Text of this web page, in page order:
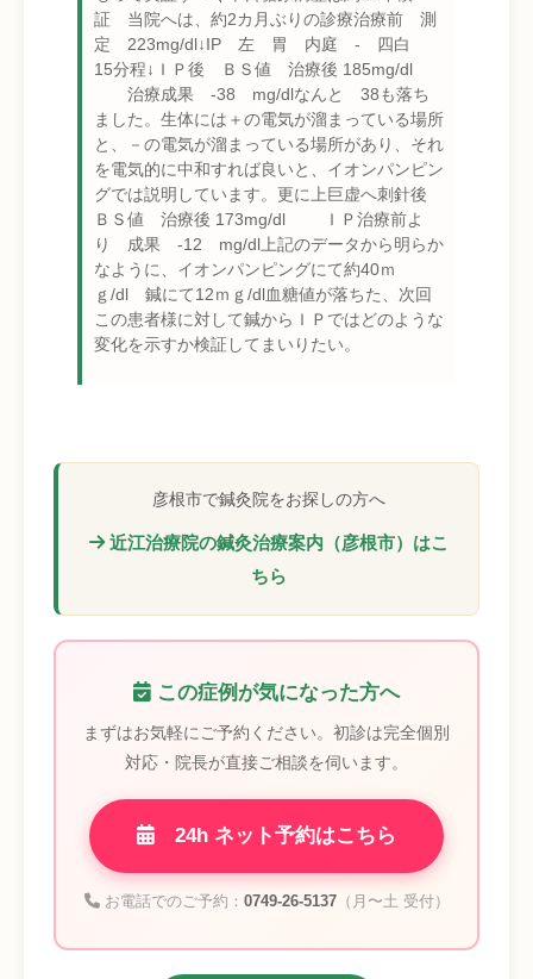
証 当院へは、約2カ月ぶりの診療治療前 測
定 223mg/dl↓IP 左 胃 内庭 - 四白
15分程↓ＩＰ後 ＢＳ値 治療後 185mg/dl
治療成果 -38 mg/dlなんと 38も落ち
ました。生体には＋の電気が溜まっている場所
と、－の電気が溜まっている場所があり、それ
を電気的に中和すれば良いと、イオンパンピン
グでは説明しています。更に上巨虚へ刺針後
ＢＳ値 治療後 173mg/dl ＩＰ治療前よ
り 成果 -12 mg/dl上記のデータから明らか
なように、イオンパンピングにて約40ｍ
ｇ/dl 鍼にて12ｍｇ/dl血糖値が落ちた、次回
この患者様に対して鍼からＩＰではどのような
変化を示すか検証してまいりたい。
彦根市で鍼灸院をお探しの方へ
近江治療院の鍼灸治療案内（彦根市）はこ
ちら
この症例が気になった方へ
まずはお気軽にご予約ください。初診は完全個別
対応・院長が直接ご相談を伺います。
24h ネット予約はこちら
お電話でのご予約： 0749-26-5137（月〜土 受付）